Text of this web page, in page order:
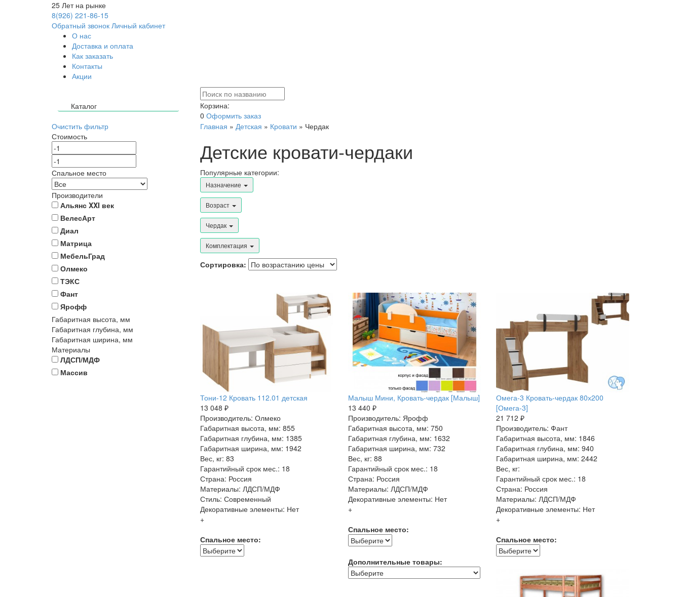
25 Лет на рынке
8(926) 221-86-15
Обратный звонок Личный кабинет
О нас
Доставка и оплата
Как заказать
Контакты
Акции
Каталог
Корзина:
0 Оформить заказ
Очистить фильтр
Стоимость
Спальное место
Производители
Альянс XXI век
ВелесАрт
Диал
Матрица
МебельГрад
Олмеко
ТЭКС
Фант
Ярофф
Габаритная высота, мм
Габаритная глубина, мм
Габаритная ширина, мм
Материалы
ЛДСП/МДФ
Массив
Главная » Детская » Кровати » Чердак
Детские кровати-чердаки
Популярные категории:
Назначение
Возраст
Чердак
Комплектация
Сортировка:
Тони-12 Кровать 112.01 детская
13 048 ₽
Производитель: Олмеко
Габаритная высота, мм: 855
Габаритная глубина, мм: 1385
Габаритная ширина, мм: 1942
Вес, кг: 83
Гарантийный срок мес.: 18
Страна: Россия
Материалы: ЛДСП/МДФ
Стиль: Современный
Декоративные элементы: Нет
+
Спальное место:
Малыш Мини, Кровать-чердак [Малыш]
13 440 ₽
Производитель: Ярофф
Габаритная высота, мм: 750
Габаритная глубина, мм: 1632
Габаритная ширина, мм: 732
Вес, кг: 88
Гарантийный срок мес.: 18
Страна: Россия
Материалы: ЛДСП/МДФ
Декоративные элементы: Нет
+
Спальное место:
Дополнительные товары:
Омега-3 Кровать-чердак 80х200
[Омега-3]
21 712 ₽
Производитель: Фант
Габаритная высота, мм: 1846
Габаритная глубина, мм: 940
Габаритная ширина, мм: 2442
Вес, кг:
Гарантийный срок мес.: 18
Страна: Россия
Материалы: ЛДСП/МДФ
Декоративные элементы: Нет
+
Спальное место: